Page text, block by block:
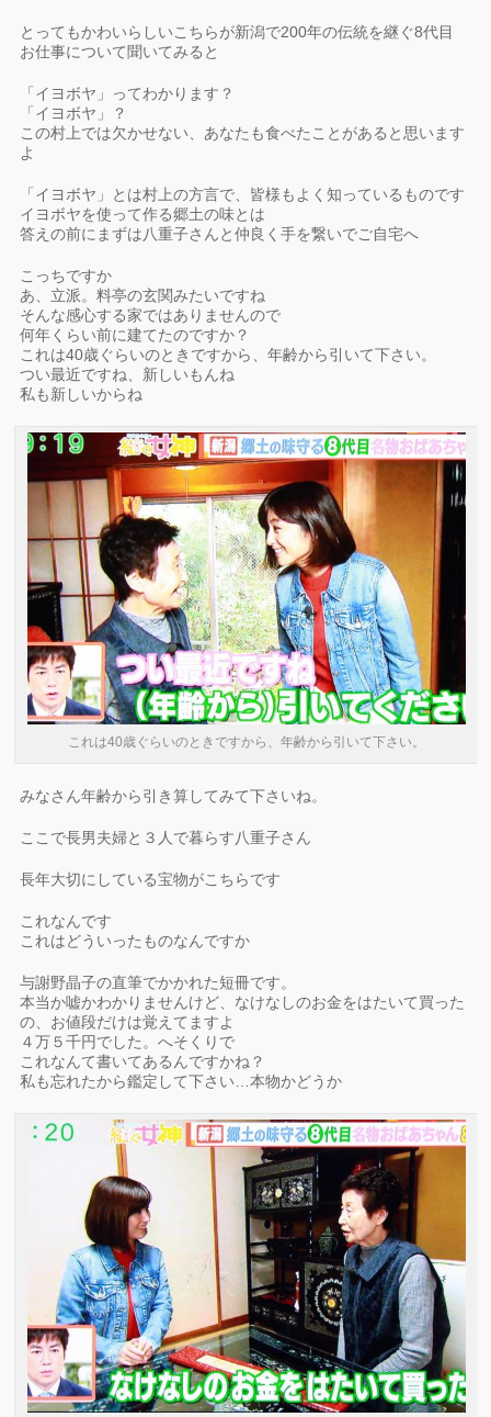
とってもかわいらしいこちらが新潟で200年の伝統を継ぐ8代目
お仕事について聞いてみると
「イヨボヤ」ってわかります？
「イヨボヤ」？
この村上では欠かせない、あなたも食べたことがあると思います
よ
「イヨボヤ」とは村上の方言で、皆様もよく知っているものです
イヨボヤを使って作る郷土の味とは
答えの前にまずは八重子さんと仲良く手を繋いでご自宅へ
こっちですか
あ、立派。料亭の玄関みたいですね
そんな感心する家ではありませんので
何年くらい前に建てたのですか？
これは40歳ぐらいのときですから、年齢から引いて下さい。
つい最近ですね、新しいもんね
私も新しいからね
これは40歳ぐらいのときですから、年齢から引いて下さい。
みなさん年齢から引き算してみて下さいね。
ここで長男夫婦と３人で暮らす八重子さん
長年大切にしている宝物がこちらです
これなんです
これはどういったものなんですか
与謝野晶子の直筆でかかれた短冊です。
本当か嘘かわかりませんけど、なけなしのお金をはたいて買った
の、お値段だけは覚えてますよ
４万５千円でした。へそくりで
これなんて書いてあるんですかね？
私も忘れたから鑑定して下さい…本物かどうか